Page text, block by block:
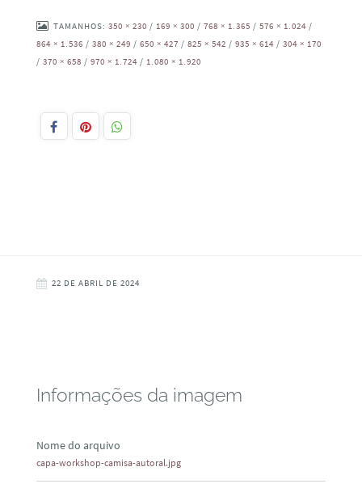
TAMANHOS: 350 × 230 / 169 × 300 / 768 × 1.365 / 576 × 1.024 /
864 × 1.536 / 380 × 249 / 650 × 427 / 825 × 542 / 935 × 614 / 304 × 170
/ 370 × 658 / 970 × 1.724 / 1.080 × 1.920
22 DE ABRIL DE 2024
Informações da imagem
Nome do arquivo
capa-workshop-camisa-autoral.jpg